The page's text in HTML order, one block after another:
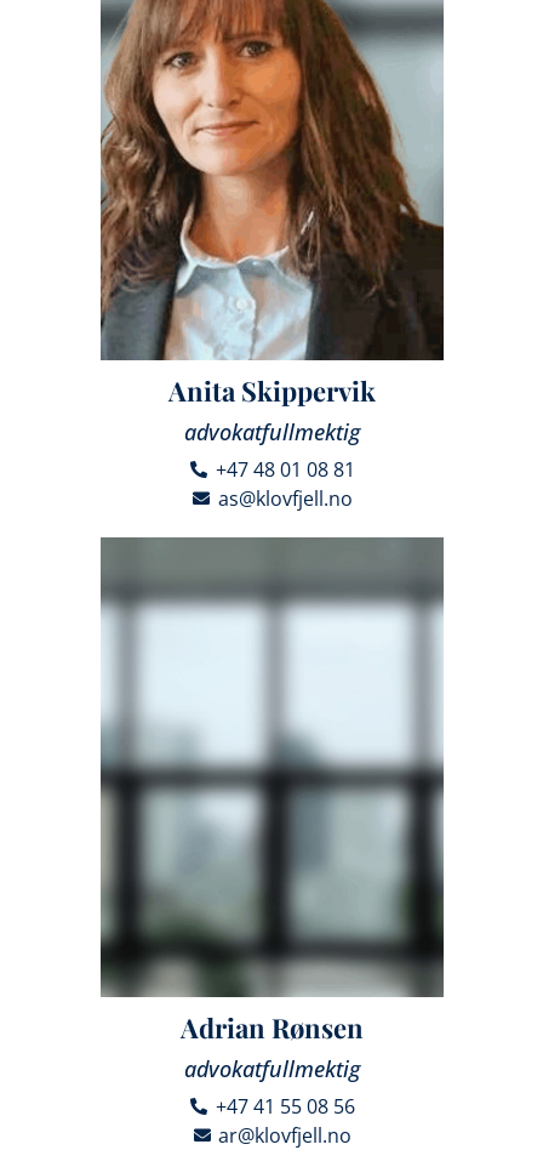
Anita Skippervik
advokatfullmektig
+47 48 01 08 81
as@klovfjell.no
Adrian Rønsen
advokatfullmektig
+47 41 55 08 56
ar@klovfjell.no